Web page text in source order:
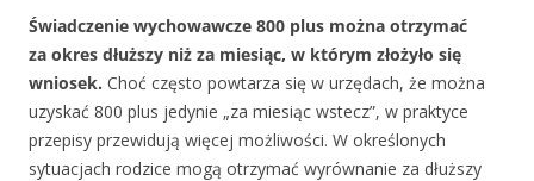
Świadczenie wychowawcze 800 plus można otrzymać
za okres dłuższy niż za miesiąc, w którym złożyło się
wniosek. Choć często powtarza się w urzędach, że można
uzyskać 800 plus jedynie „za miesiąc wstecz”, w praktyce
przepisy przewidują więcej możliwości. W określonych
sytuacjach rodzice mogą otrzymać wyrównanie za dłuższy